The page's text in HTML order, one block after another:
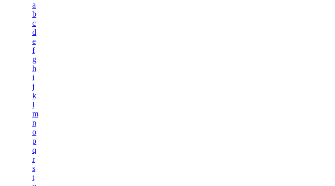
a
b
c
d
e
f
g
h
i
j
k
l
m
n
o
p
q
r
s
t